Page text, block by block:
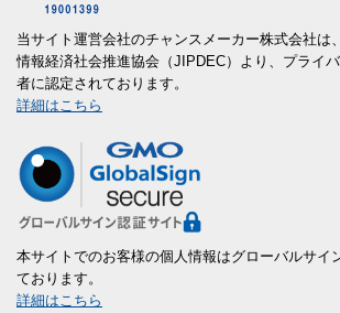
当サイト運営会社のチャンスメーカー株式会社は
情報経済社会推進協会（JIPDEC）より、プライ
者に認定されております。
詳細はこちら
本サイトでのお客様の個人情報はグローバルサイ
ております。
詳細はこちら